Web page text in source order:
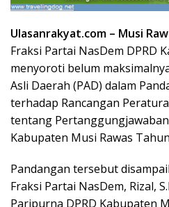
Ulasanrakyat.com – Musi
Fraksi Partai NasDem DPRD
menyoroti belum
Asli Daerah (PAD) dalam
terhadap Rancangan
tentang
Kabupaten Musi Rawas
Pandangan tersebut
Fraksi Partai NasDem, Rizal,
Paripurna DPRD Kabupaten